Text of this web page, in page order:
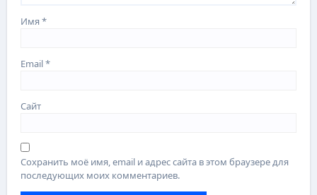
Имя*
Email*
Сайт
Сохранить моё имя, email и адрес сайта в этом браузере для
последующих моих комментариев.